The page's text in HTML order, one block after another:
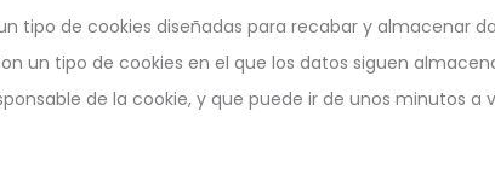
tipo de cookies diseñadas para recabar y almacenar
un tipo de cookies en el que los datos siguen
de la cookie, y que puede ir de unos minutos a